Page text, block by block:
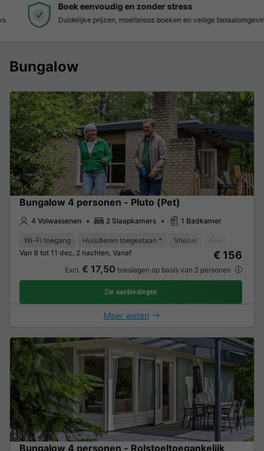
Boek eenvoudig en zonder stress
Duidelijke prijzen, moeiteloos boeken en veilige betaalomgeving
Bungalow
Bungalow 4 personen - Pluto (Pet)
4 Volwassenen 2 Slaapkamers 1 Badkamer
Wi-Fi toegang Huisdieren toegestaan * Vriezer Koelkast
Van 9 tot 11 dec, 2 nachten, Vanaf
€ 156
Excl. € 17,50 toeslagen op basis van 2 personen
Zie aanbiedingen
Meer weten
Bungalow 4 personen - Rolstoeltoegankelijk